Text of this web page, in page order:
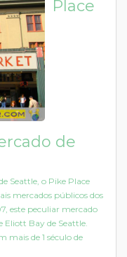
Place
de
Seattle, o Pike Place
mercados públicos dos
este peculiar mercado
Bay de Seattle.
mais de 1 século de